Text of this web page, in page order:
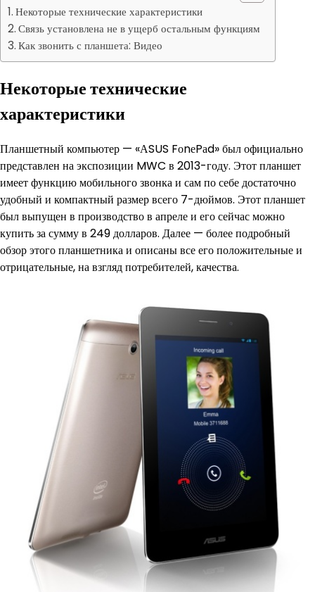
Некоторые технические характеристики
Связь установлена не в ущерб остальным функциям
Как звонить с планшета: Видео
Некоторые технические
характеристики
Планшетный компьютер — «АSUS FоnеPаd» был официально
представлен на экспозиции MWC в 2013-году. Этот планшет
имеет функцию мобильного звонка и сам по себе достаточно
удобный и компактный размер всего 7-дюймов. Этот планшет
был выпущен в производство в апреле и его сейчас можно
купить за сумму в 249 долларов. Далее — более подробный
обзор этого планшетника и описаны все его положительные и
отрицательные, на взгляд потребителей, качества.